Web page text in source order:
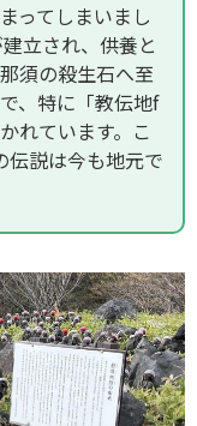
ってしまいまし
立され、供養と
須の殺生石へ至
、特に「教伝地f
れています。こ
伝説は今も地元で